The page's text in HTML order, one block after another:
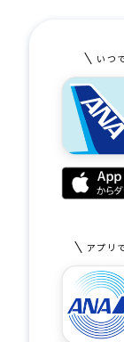
いつ
アプリ